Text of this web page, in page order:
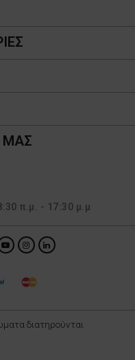
ΜΑΣ
π.μ. - 17:30 μ.μ
διατηρούνται